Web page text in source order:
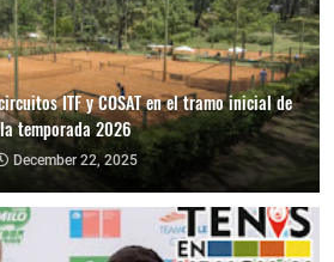
ITF y COSAT en el tramo inicial de
la temporada 2026
December 22, 2025